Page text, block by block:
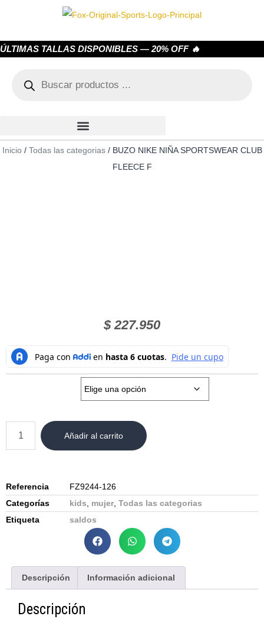
ÚLTIMAS TALLAS DISPONIBLES — 20% OFF 🔥
Inicio/ Todas las categorias/ BUZO NIKE NIÑA SPORTSWEAR CLUB
FLEECE F
$227.950
Añadir al carrito
Referencia
FZ9244-126
Categorías
kids, mujer, Todas las categorias
Etiqueta
saldos
Descripción Información adicional
Descripción